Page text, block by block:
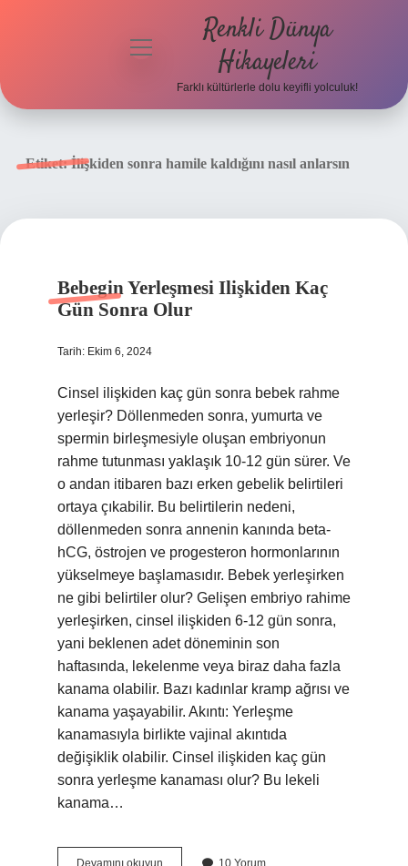
Politikası
menüyü
Renkli Dünya
Hikayeleri
Farklı kültürlerle dolu keyifli yolculuk!
Etiket:İlişkiden sonra hamile kaldığını nasıl anlarsın
Bebegin Yerleşmesi Ilişkiden Kaç
Gün Sonra Olur
Tarih: Ekim 6, 2024
Cinsel ilişkiden kaç gün sonra bebek rahme
yerleşir? Döllenmeden sonra, yumurta ve
spermin birleşmesiyle oluşan embriyonun
rahme tutunması yaklaşık 10-12 gün sürer. Ve
o andan itibaren bazı erken gebelik belirtileri
ortaya çıkabilir. Bu belirtilerin nedeni,
döllenmeden sonra annenin kanında beta-
hCG, östrojen ve progesteron hormonlarının
yükselmeye başlamasıdır. Bebek yerleşirken
ne gibi belirtiler olur? Gelişen embriyo rahime
yerleşirken, cinsel ilişkiden 6-12 gün sonra,
yani beklenen adet döneminin son
haftasında, lekelenme veya biraz daha fazla
kanama olabilir. Bazı kadınlar kramp ağrısı ve
kanama yaşayabilir. Akıntı: Yerleşme
kanamasıyla birlikte vajinal akıntıda
değişiklik olabilir. Cinsel ilişkiden kaç gün
sonra yerleşme kanaması olur? Bu lekeli
kanama…
Devamını okuyun Bebegin
10 Yorum